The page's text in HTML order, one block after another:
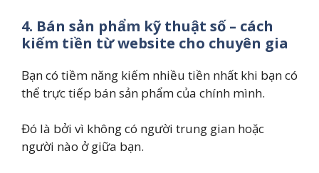
4. Bán sản phẩm kỹ thuật số – cách
kiếm tiền từ website cho chuyên gia
Bạn có tiềm năng kiếm nhiều tiền nhất khi bạn có
thể trực tiếp bán sản phẩm của chính mình.
Đó là bởi vì không có người trung gian hoặc
người nào ở giữa bạn.